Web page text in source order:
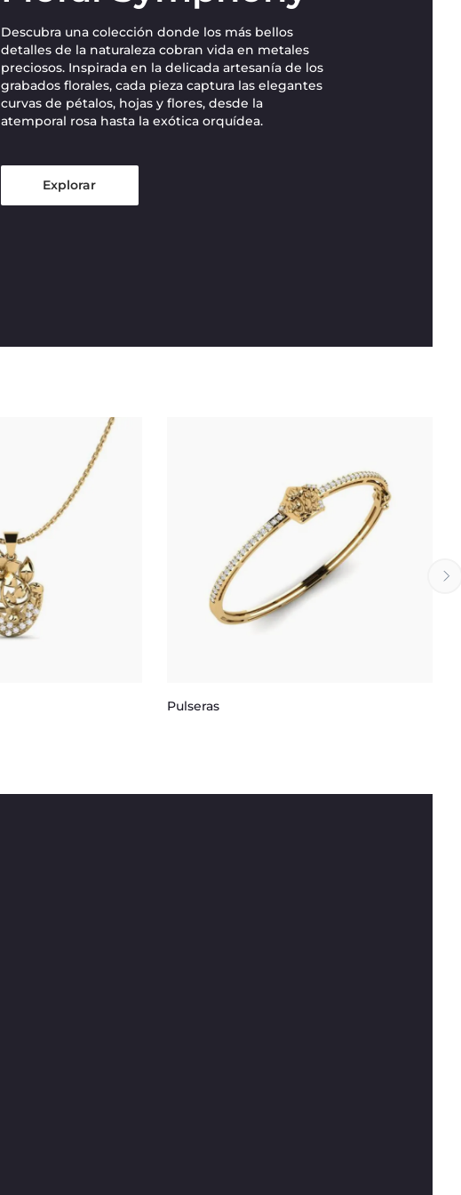
Descubra una colección donde los más bellos
detalles de la naturaleza cobran vida en metales
preciosos. Inspirada en la delicada artesanía de los
grabados florales, cada pieza captura las elegantes
curvas de pétalos, hojas y flores, desde la
atemporal rosa hasta la exótica orquídea.
Explorar
Pulseras